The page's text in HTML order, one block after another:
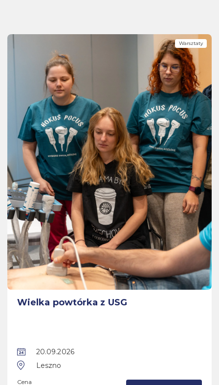
Warsztaty
Wielka powtórka z USG
20.09.2026
Leszno
Cena